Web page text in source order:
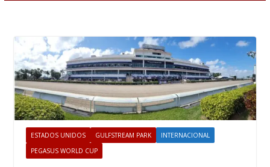
ESTADOS UNIDOS GULFSTREAM PARK
INTERNACIONAL
PEGASUS WORLD CUP